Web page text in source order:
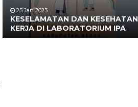
25 Jan 2023
KESELAMATAN DAN KESEHATAN
KERJA DI LABORATORIUM IPA